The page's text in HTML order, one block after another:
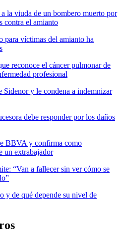
la viuda de un bombero muerto por
contra el amianto
para víctimas del amianto ha
reconoce el cáncer pulmonar de
profesional
Sidenor y le condena a indemnizar
debe responder por los daños
BBVA y confirma como
un extrabajador
“Van a fallecer sin ver cómo se
y de qué depende su nivel de